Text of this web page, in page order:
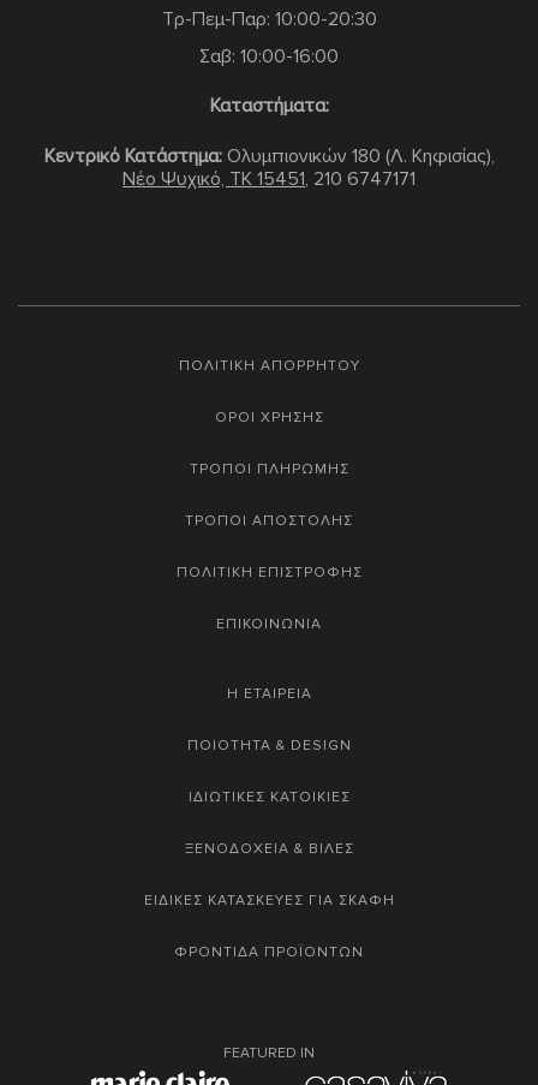
Τρ-Πεμ-Παρ: 10:00-20:30
Σαβ: 10:00-16:00
Καταστήματα:
Κεντρικό Κατάστημα:Ολυμπιονικών 180 (Λ. Κηφισίας),
Νέο Ψυχικό, TK 15451, 210 6747171
ΠΟΛΙΤΙΚΗ ΑΠΟΡΡΗΤΟΥ
ΟΡΟΙ ΧΡΗΣΗΣ
ΤΡΟΠΟΙ ΠΛΗΡΩΜΗΣ
ΤΡΟΠΟΙ ΑΠΟΣΤΟΛΗΣ
ΠΟΛΙΤΙΚΗ ΕΠΙΣΤΡΟΦΗΣ
ΕΠΙΚΟΙΝΩΝΙΑ
Η ΕΤΑΙΡΕΙΑ
ΠΟΙΟΤΗΤΑ & DESIGN
ΙΔΙΩΤΙΚΕΣ ΚΑΤΟΙΚΙΕΣ
ΞΕΝΟΔΟΧΕΙΑ & ΒΙΛΕΣ
ΕΙΔΙΚΕΣ ΚΑΤΑΣΚΕΥΕΣ ΓΙΑ ΣΚΑΦΗ
ΦΡΟΝΤΙΔΑ ΠΡΟΪΟΝΤΩΝ
FEATURED IN